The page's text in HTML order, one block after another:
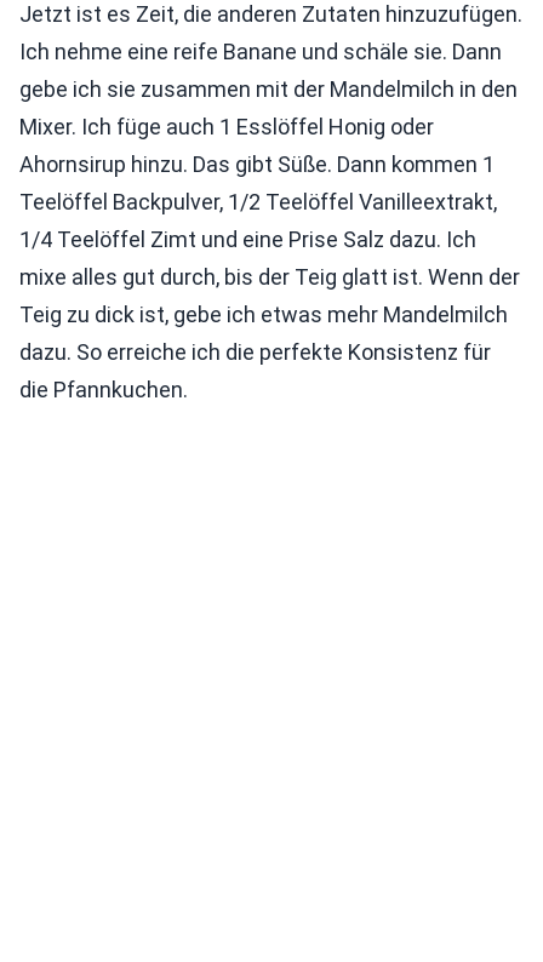
Jetzt ist es Zeit, die anderen Zutaten hinzuzufügen.
Ich nehme eine reife Banane und schäle sie. Dann
gebe ich sie zusammen mit der Mandelmilch in den
Mixer. Ich füge auch 1 Esslöffel Honig oder
Ahornsirup hinzu. Das gibt Süße. Dann kommen 1
Teelöffel Backpulver, 1/2 Teelöffel Vanilleextrakt,
1/4 Teelöffel Zimt und eine Prise Salz dazu. Ich
mixe alles gut durch, bis der Teig glatt ist. Wenn der
Teig zu dick ist, gebe ich etwas mehr Mandelmilch
dazu. So erreiche ich die perfekte Konsistenz für
die Pfannkuchen.